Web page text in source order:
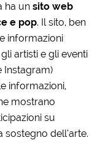
ha unsito web
e pop. Il sito, ben
informazioni
artisti e gli eventi
Instagram)
informazioni,
mostrano
su
dell’arte.